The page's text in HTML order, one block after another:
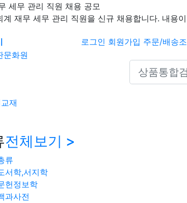
세무 관리 직원 채용 공모
계 재무 세무 관리 직원을 신규 채용합니다. 내용
로그인 회원가입 주문/배송
Search icons
재
전체보기 >
류
서학,서지학
헌정보학
과사전